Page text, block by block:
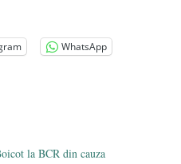
despre
Volodymyr
efecte. Bustul
înlăturat din Iași
WhatsApp
la BCR din cauza